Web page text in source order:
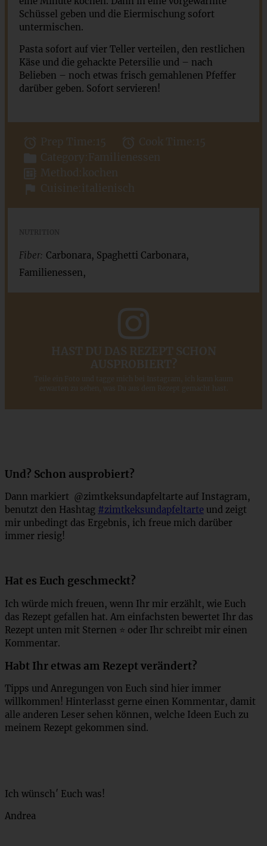
Schüssel geben und die Eiermischung sofort
untermischen.
Pasta sofort auf vier Teller verteilen, den restlichen
Käse und die gehackte Petersilie und – nach
Belieben – noch etwas frisch gemahlenen Pfeffer
darüber geben. Sofort servieren!
Prep Time: 15 Cook Time: 15
Category: Familienessen
Method:
kochen
Cuisine:
italienisch
Fiber: Carbonara, Spaghetti Carbonara,
Familienessen,
HAST DU DAS REZEPT SCHON
AUSPROBIERT?
Teile ein Foto und tagge mich bei Instagram, ich kann kaum
erwarten zu sehen, was Du aus dem Rezept gemacht hast.
Und? Schon ausprobiert?
Dann markiert @zimtkeksundapfeltarte auf Instagram,
benutzt den Hashtag #zimtkeksundapfeltarte und zeigt
mir unbedingt das Ergebnis, ich freue mich darüber
immer riesig!
Hat es Euch geschmeckt?
Ich würde mich freuen, wenn Ihr mir erzählt, wie Euch
das Rezept gefallen hat. Am einfachsten bewertet Ihr das
Rezept unten mit Sternen ⭐ oder Ihr schreibt mir einen
Kommentar.
Habt Ihr etwas am Rezept verändert?
Tipps und Anregungen von Euch sind hier immer
willkommen! Hinterlasst gerne einen Kommentar, damit
alle anderen Leser sehen können, welche Ideen Euch zu
meinem Rezept gekommen sind.
Ich wünsch′ Euch was!
Andrea